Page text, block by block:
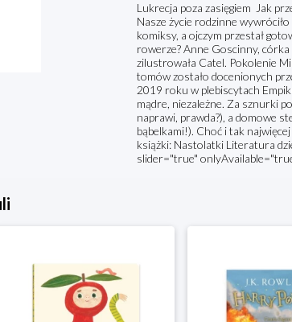
Lukrecja poza zasięgiem Jak
Nasze życie rodzinne
komiksy, a ojczym przestał
rowerze? Anne Goscinny,
zilustrowała Catel. Pokolenie
tomów zostało docenionych
2019 roku w plebiscytach
mądre, niezależne. Za sznurki
naprawi, prawda?), a domowe
bąbelkami!). Choć i tak
książki: Nastolatki Literatura
slider="true"